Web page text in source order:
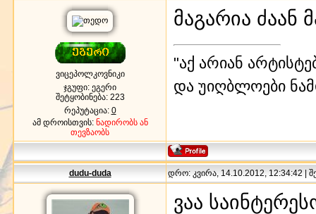
ვიცეპოლკოვნიკი
ჯგუფი: ეგერი
შეტყობინება: 223
რეპუტაცია: 0
ამ დროისთვის: ნადირობს ან
თევზაობს
მაგარია ძაან
"აქ არიან
და უიღბლოები
dudu-duda დრო: კვირა, 14.10.2012, 12:34:42 |
ვაა